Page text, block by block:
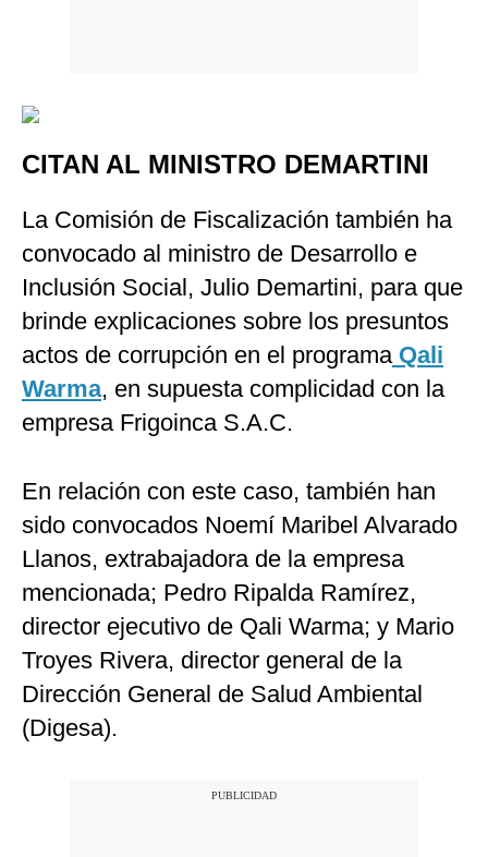
CITAN AL MINISTRO DEMARTINI
La Comisión de Fiscalización también ha
convocado al ministro de Desarrollo e
Inclusión Social, Julio Demartini, para que
brinde explicaciones sobre los presuntos
actos de corrupción en el programaQali
Warma, en supuesta complicidad con la
empresa Frigoinca S.A.C.
En relación con este caso, también han
sido convocados Noemí Maribel Alvarado
Llanos, extrabajadora de la empresa
mencionada; Pedro Ripalda Ramírez,
director ejecutivo de Qali Warma; y Mario
Troyes Rivera, director general de la
Dirección General de Salud Ambiental
(Digesa).